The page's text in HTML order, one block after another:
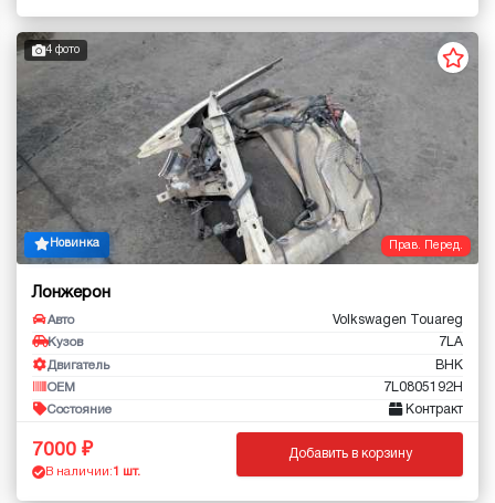
Прав. Перед.
4 фото
Новинка
Лонжерон
Авто Volkswagen Touareg
Кузов 7LA
Двигатель BHK
OEM 7L0805192H
Состояние Контракт
7000
В наличии: 1 шт.
Добавить в корзину